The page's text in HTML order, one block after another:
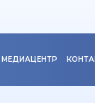
МЕДИАЦЕНТР